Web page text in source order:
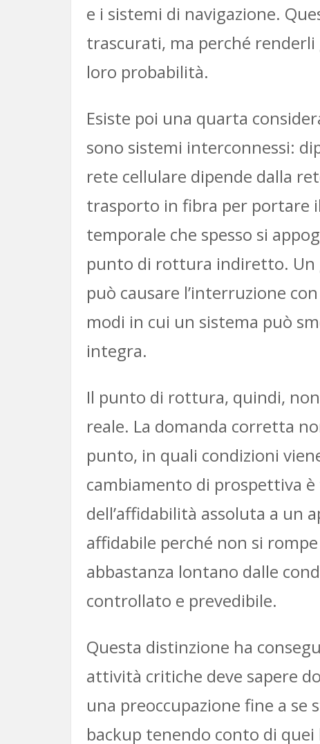
e i sistemi di navigazione.
trascurati, ma perché
loro probabilità.
Esiste poi una quarta
sono sistemi interconnessi:
rete cellulare dipende dalla
trasporto in fibra per portare
temporale che spesso si
punto di rottura indiretto. Un
può causare l’interruzione
modi in cui un sistema può
integra.
Il punto di rottura, quindi,
reale. La domanda corretta
punto, in quali condizioni
cambiamento di prospettiva è
dell’affidabilità assoluta a un
affidabile perché non si
abbastanza lontano dalle
controllato e prevedibile.
Questa distinzione ha
attività critiche deve sapere
una preoccupazione fine a
backup tenendo conto di